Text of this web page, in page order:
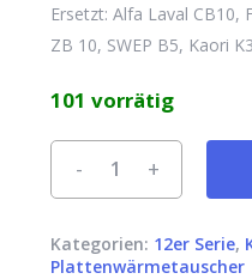
Ersetzt: Alfa Laval CB10,
ZB 10, SWEP B5, Kaori
101 vorrätig
Kategorien: 12er Serie,
Plattenwärmetauscher